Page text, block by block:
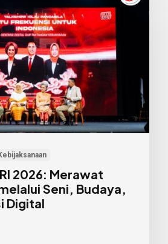
2026: Merawat
Seni, Budaya,
Digital